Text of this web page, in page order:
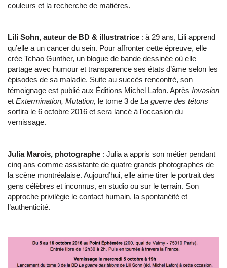
couleurs et la recherche de matières.
Lili Sohn, auteur de BD & illustratrice : à 29 ans, Lili apprend
qu’elle a un cancer du sein. Pour affronter cette épreuve, elle
crée Tchao Gunther, un blogue de bande dessinée où elle
partage avec humour et transparence ses états d’âme selon les
épisodes de sa maladie. Suite au succès rencontré, son
témoignage est publié aux Éditions Michel Lafon. Après Invasion
et Extermination, Mutation, le tome 3 de La guerre des tétons
sortira le 6 octobre 2016 et sera lancé à l’occasion du
vernissage.
Julia Marois, photographe : Julia a appris son métier pendant
cinq ans comme assistante de quatre grands photographes de
la scène montréalaise. Aujourd’hui, elle aime tirer le portrait des
gens célèbres et inconnus, en studio ou sur le terrain. Son
approche privilégie le contact humain, la spontanéité et
l’authenticité.